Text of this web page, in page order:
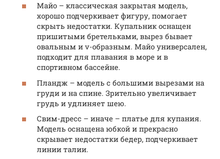
Майо – классическая закрытая модель,
хорошо подчеркивает фигуру, помогает
скрыть недостатки. Купальник оснащен
пришитыми бретельками, вырез бывает
овальным и v-образным. Майо универсален,
подходит для плавания в море и в
спортивном бассейне.
Пландж – модель с большими вырезами на
груди и на спине. Зрительно увеличивает
грудь и удлиняет шею.
Свим-дресс – иначе – платье для купания.
Модель оснащена юбкой и прекрасно
скрывает недостатки бедер, подчеркивает
линии талии.